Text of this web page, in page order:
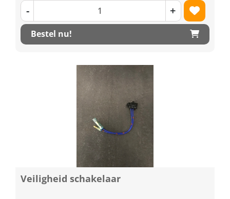
- +
Bestel nu!
Veiligheid schakelaar